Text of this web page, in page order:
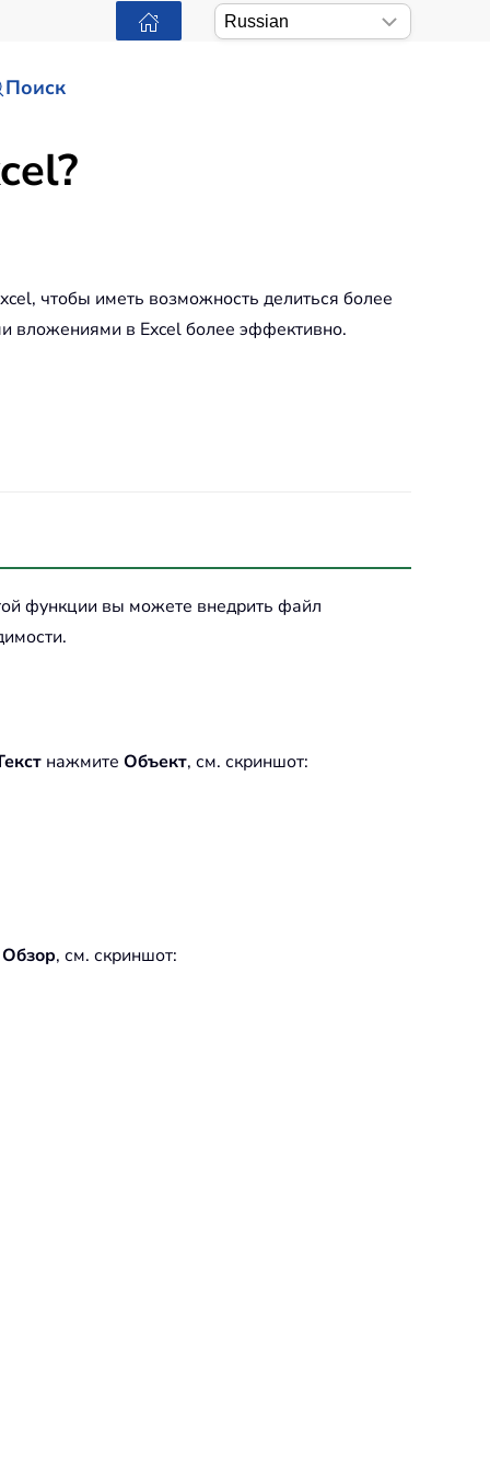
Поиск
чтобы иметь возможность делиться более
вложениями в Excel более эффективно.
функции вы можете внедрить файл
нажмите Объект, см. скриншот:
Обзор, см. скриншот: